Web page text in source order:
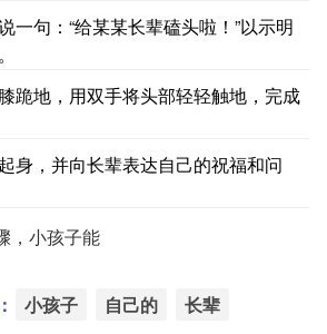
一句：“给某某长辈磕头啦！”以示明
跪地，用双手将头部轻轻触地，完成
身，并向长辈表达自己的祝福和问
，小孩子能
小孩子 自己的 长辈